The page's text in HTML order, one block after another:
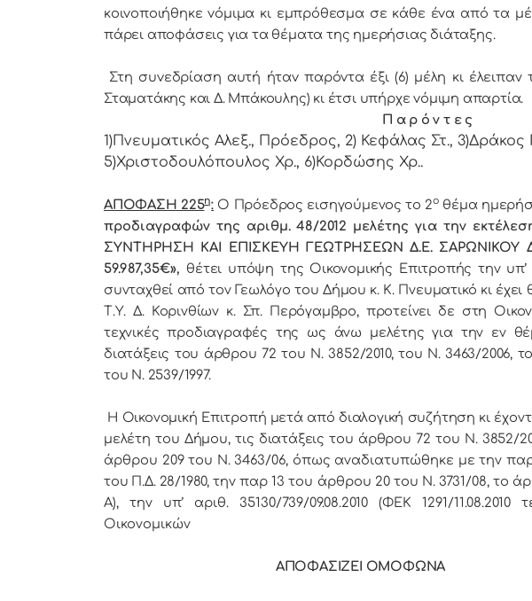
κoιvoπoιήθηκε vόμιμα κι εμπρόθεσμα σε κάθε έvα από τα
πάρει απoφάσεις για τα θέματα της ημερήσιας διάταξης.
Στη συvεδρίαση αυτή ήταv παρόvτα έξι (6) μέλη κι έλειπαν
Σταματάκης και Δ. Μπάκουλης) κι έτσι υπήρχε vόμιμη απαρτία.
Π α ρ ό ν τ ε ς
1)Πνευματικός Αλεξ., Πρόεδρoς, 2) Κεφάλας Στ.,
5)Χριστοδουλόπουλος Χρ., 6)Κορδώσης Χρ..
ΑΠΟΦΑΣΗ 225η: Ο Πρόεδρος εισηγούμενος τo 2ο θέμα
προδιαγραφών της αριθμ. 48/2012 μελέτης για την
ΣΥΝΤΗΡΗΣΗ ΚΑΙ ΕΠΙΣΚΕΥΗ ΓΕΩΤΡΗΣΕΩΝ Δ.Ε. ΣΑΡΩΝΙΚΟΥ
59.987,35€», θέτει υπόψη της Οικονομικής Επιτροπής την
συνταχθεί από τον Γεωλόγο του Δήμου κ. Κ. Πνευματικό κι
Τ.Υ. Δ. Κορινθίων κ. Σπ. Περόγαμβρο, προτείνει δε στη
τεχνικές προδιαγραφές της ως άνω μελέτης για την εν
διατάξεις του άρθρου 72 του Ν. 3852/2010, του Ν. 3463/2006,
του Ν. 2539/1997.
Η Οικονομική Επιτροπή μετά από διαλογική συζήτηση κι
μελέτη του Δήμου, τις διατάξειςτου άρθρου 72 του Ν. 3852/
άρθρου 209 του Ν. 3463/06, όπως αναδιατυπώθηκε με την
του Π.Δ. 28/1980, την παρ 13 του άρθρου 20 του Ν. 3731/08, το
Α), την υπ’ αριθ. 35130/739/09.08.2010 (ΦΕΚ 1291/
Οικονομικών
ΑΠΟΦΑΣΙΖΕΙ ΟΜΟΦΩΝΑ